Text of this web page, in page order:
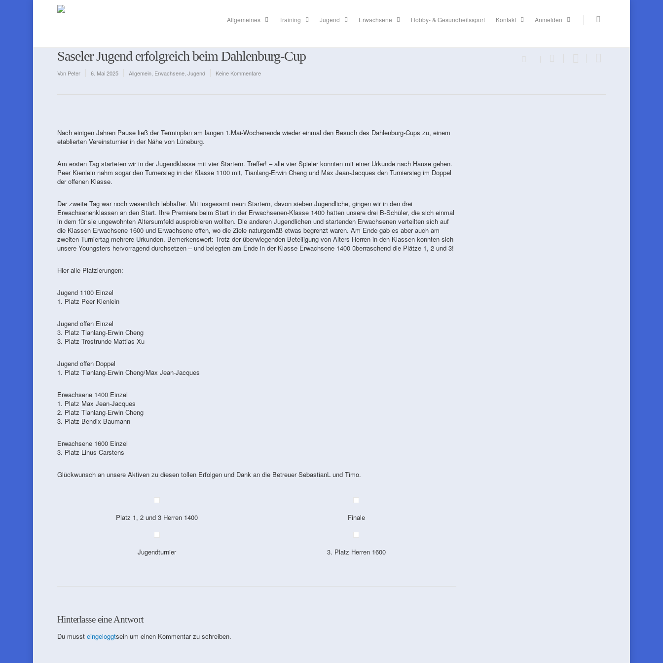
Allgemeines Training Jugend Erwachsene Hobby- & Gesundheitssport Kontakt Anmelden
Saseler Jugend erfolgreich beim Dahlenburg-Cup
Von Peter 6. Mai 2025 Allgemein, Erwachsene, Jugend Keine Kommentare
Nach einigen Jahren Pause ließ der Terminplan am langen 1.Mai-Wochenende wieder einmal den Besuch des Dahlenburg-Cups zu, einem
etablierten Vereinsturnier in der Nähe von Lüneburg.
Am ersten Tag starteten wir in der Jugendklasse mit vier Startern. Treffer! – alle vier Spieler konnten mit einer Urkunde nach Hause gehen.
Peer Kienlein nahm sogar den Turnersieg in der Klasse 1100 mit, Tianlang-Erwin Cheng und Max Jean-Jacques den Turniersieg im Doppel
der offenen Klasse.
Der zweite Tag war noch wesentlich lebhafter. Mit insgesamt neun Startern, davon sieben Jugendliche, gingen wir in den drei
Erwachsenenklassen an den Start. Ihre Premiere beim Start in der Erwachsenen-Klasse 1400 hatten unsere drei B-Schüler, die sich einmal
in dem für sie ungewohnten Altersumfeld ausprobieren wollten. Die anderen Jugendlichen und startenden Erwachsenen verteilten sich auf
die Klassen Erwachsene 1600 und Erwachsene offen, wo die Ziele naturgemäß etwas begrenzt waren. Am Ende gab es aber auch am
zweiten Turniertag mehrere Urkunden. Bemerkenswert: Trotz der überwiegenden Beteiligung von Alters-Herren in den Klassen konnten sich
unsere Youngsters hervorragend durchsetzen – und belegten am Ende in der Klasse Erwachsene 1400 überraschend die Plätze 1, 2 und 3!
Hier alle Platzierungen:
Jugend 1100 Einzel
1. Platz Peer Kienlein
Jugend offen Einzel
3. Platz Tianlang-Erwin Cheng
3. Platz Trostrunde Mattias Xu
Jugend offen Doppel
1. Platz Tianlang-Erwin Cheng/Max Jean-Jacques
Erwachsene 1400 Einzel
1. Platz Max Jean-Jacques
2. Platz Tianlang-Erwin Cheng
3. Platz Bendix Baumann
Erwachsene 1600 Einzel
3. Platz Linus Carstens
Glückwunsch an unsere Aktiven zu diesen tollen Erfolgen und Dank an die Betreuer SebastianL und Timo.
Platz 1, 2 und 3 Herren 1400 Finale
Jugendturnier 3. Platz Herren 1600
Hinterlasse eine Antwort
Du musst eingeloggtsein um einen Kommentar zu schreiben.